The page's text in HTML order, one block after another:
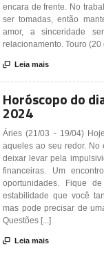
encara de frente. No
ser tomadas, então
amor, a sinceridade
relacionamento. Touro (20
 Leia mais
Horóscopo do
2024
Áries (21/03 - 19/04)
aqueles ao seu redor. No
deixar levar pela
financeiras. Um
oportunidades. Fique
estabilidade que você
mas pode precisar de
Questões [...]
 Leia mais